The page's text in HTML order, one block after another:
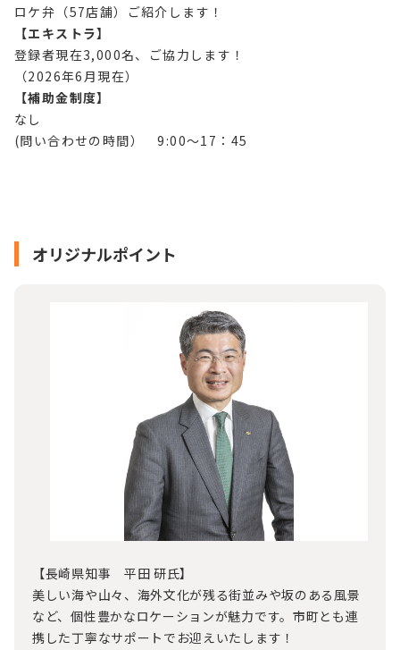
ロケ弁（57店舗）ご紹介します！
【エキストラ】
登録者現在3,000名、ご協力します！
（2026年6月現在）
【補助金制度】
なし
(問い合わせの時間） 9:00～17：45
オリジナルポイント
【長崎県知事 平田 研氏】
美しい海や山々、海外文化が残る街並みや坂のある風景
など、個性豊かなロケーションが魅力です。市町とも連
携した丁寧なサポートでお迎えいたします！